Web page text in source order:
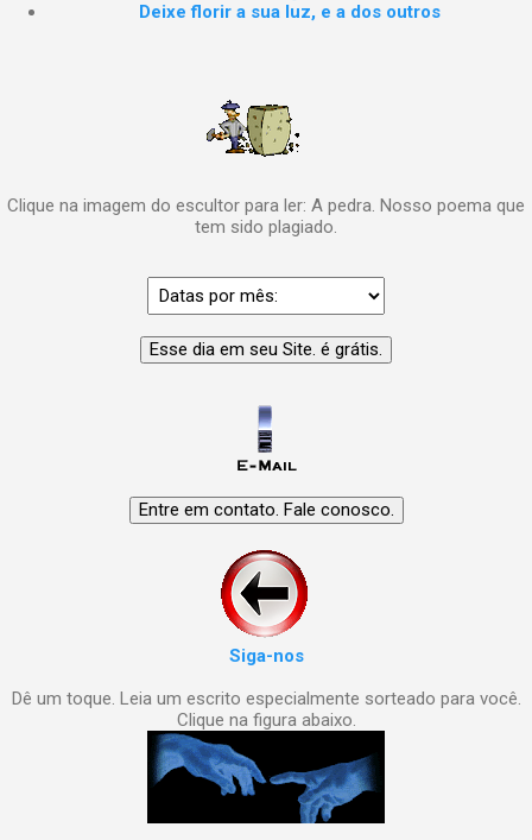
Deixe florir a sua luz, e a dos outros
Clique na imagem do escultor para ler: A pedra. Nosso poema que
tem sido plagiado.
Siga-nos
Dê um toque. Leia um escrito especialmente sorteado para você.
Clique na figura abaixo.